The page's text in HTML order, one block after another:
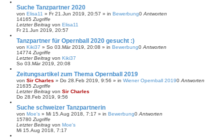
Suche Tanzpartner 2020
von Elisa11 » Fr 21.Jun 2019, 20:57 » in Bewerbung0 Antworten
14165 Zugriffe
Letzter Beitrag von Elisa11
Fr 21.Jun 2019, 20:57
Tanzpartner für Opernball 2020 gesucht :)
von Kiki37 » So 03.Mär 2019, 20:08 » in Bewerbung0 Antworten
14774 Zugriffe
Letzter Beitrag von Kiki37
So 03.Mär 2019, 20:08
Zeitungsartikel zum Thema Opernball 2019
von Sir Charles » Do 28.Feb 2019, 9:56 » in Wiener Opernball 20190 Antworten
21635 Zugriffe
Letzter Beitrag von Sir Charles
Do 28.Feb 2019, 9:56
Suche schweizer Tanzpartnerin
von Moe's » Mi 15.Aug 2018, 7:17 » in Bewerbung0 Antworten
15780 Zugriffe
Letzter Beitrag von Moe's
Mi 15.Aug 2018, 7:17